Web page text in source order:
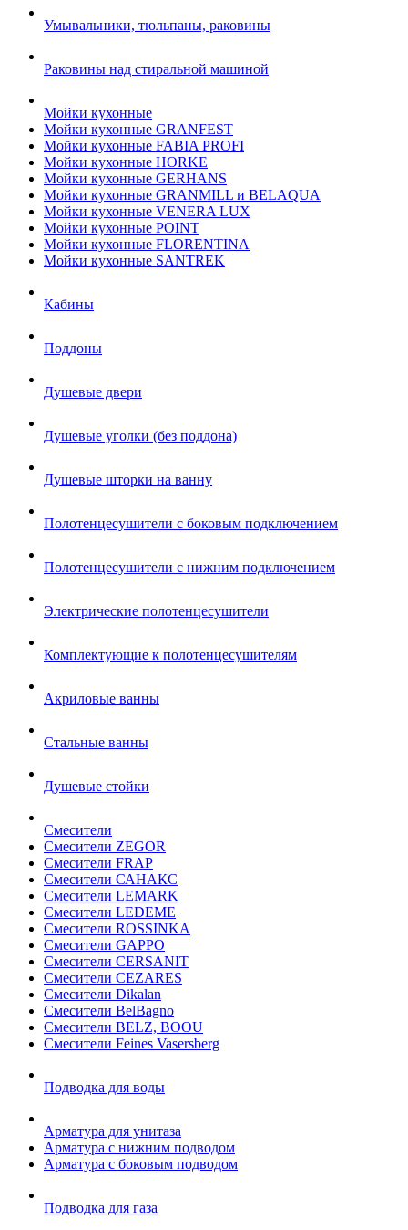
Умывальники, тюльпаны, раковины
Раковины над стиральной машиной
Мойки кухонные
Мойки кухонные GRANFEST
Мойки кухонные FABIA PROFI
Мойки кухонные HORKE
Мойки кухонные GERHANS
Мойки кухонные GRANMILL и BELAQUA
Мойки кухонные VENERA LUX
Мойки кухонные POINT
Мойки кухонные FLORENTINA
Мойки кухонные SANTREK
Кабины
Поддоны
Душевые двери
Душевые уголки (без поддона)
Душевые шторки на ванну
Полотенцесушители с боковым подключением
Полотенцесушители с нижним подключением
Электрические полотенцесушители
Комплектующие к полотенцесушителям
Акриловые ванны
Стальные ванны
Душевые стойки
Смесители
Смесители ZEGOR
Смесители FRAP
Смесители САНАКС
Смесители LEMARK
Смесители LEDEME
Смесители ROSSINKA
Смесители GAPPO
Смесители CERSANIT
Смесители CEZARES
Смесители Dikalan
Смесители BelBagno
Смесители BELZ, BOOU
Смесители Feines Vasersberg
Подводка для воды
Арматура для унитаза
Арматура с нижним подводом
Арматура с боковым подводом
Подводка для газа